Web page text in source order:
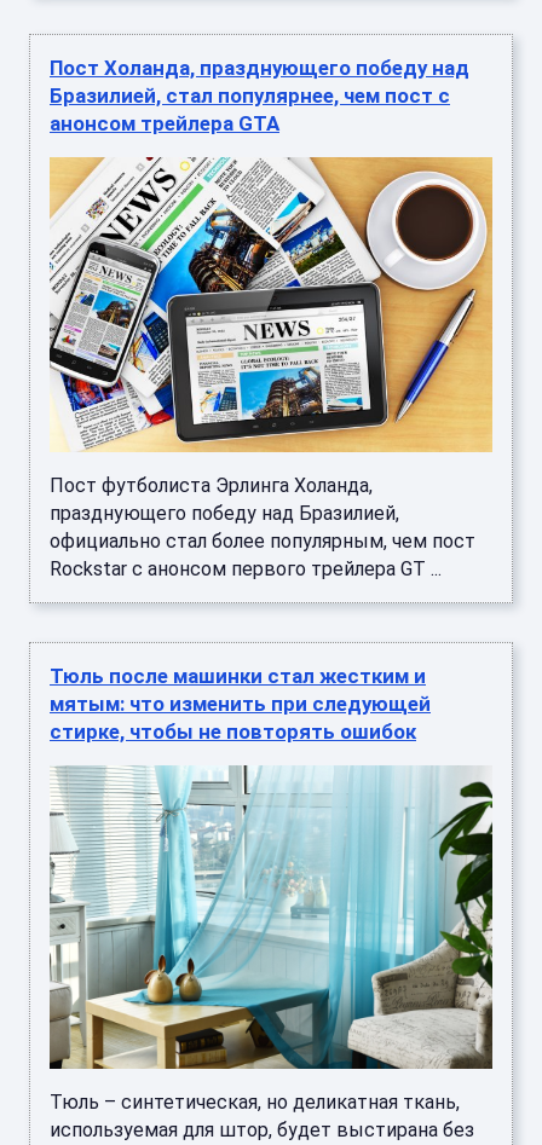
Пост Холанда, празднующего победу над
Бразилией, стал популярнее, чем пост с
анонсом трейлера GTA
Пост футболиста Эрлинга Холанда,
празднующего победу над Бразилией,
официально стал более популярным, чем пост
Rockstar с анонсом первого трейлера GT ...
Тюль после машинки стал жестким и
мятым: что изменить при следующей
стирке, чтобы не повторять ошибок
Тюль – синтетическая, но деликатная ткань,
используемая для штор, будет выстирана без